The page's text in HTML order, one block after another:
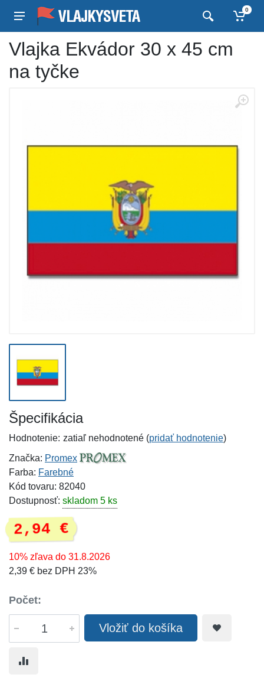
0
Vlajka Ekvádor 30 x 45 cm
na tyčke
Špecifikácia
Hodnotenie: zatiaľ nehodnotené (pridať hodnotenie)
Značka: Promex
Farba: Farebné
Kód tovaru: 82040
Dostupnosť: skladom 5 ks
2,94 €
10% zľava do 31.8.2026
2,39 € bez DPH 23%
Počet:
Vložiť do košíka